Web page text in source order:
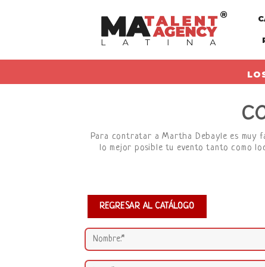
Para contratar a Martha Debayle es muy
lo mejor posible tu evento tanto como
REGRESAR AL CATÁLOGO